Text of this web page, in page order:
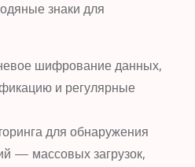
знаки для
шифрование данных,
и регулярные
для обнаружения
— массовых загрузок,